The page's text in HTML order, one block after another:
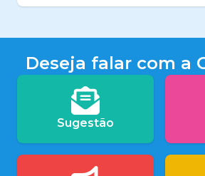
Deseja falar com a
Sugestão